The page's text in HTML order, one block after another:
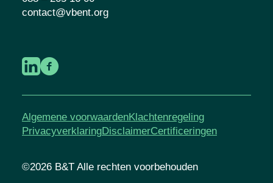
contact@vbent.org
Algemene voorwaardenKlachtenregeling
PrivacyverklaringDisclaimerCertificeringen
©2026 B&T Alle rechten voorbehouden